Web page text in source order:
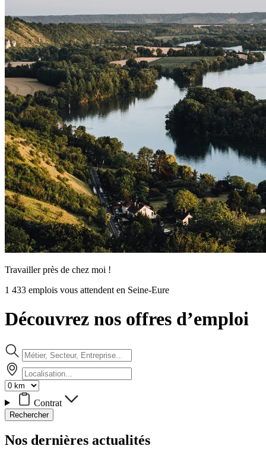
Travailler près de chez moi !
1 433 emplois vous attendent en Seine-Eure
Découvrez nos offres d’emploi
Contrat
Rechercher
Nos dernières actualités